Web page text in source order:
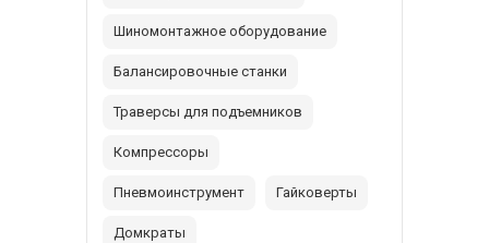
Шиномонтажное оборудование
Балансировочные станки
Траверсы для подъемников
Компрессоры
Пневмоинструмент Гайковерты
Домкраты